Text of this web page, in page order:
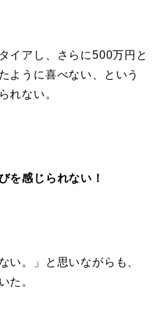
イアし、さらに500万円と
ように喜べない、という
れない。
を感じられない！
い。」と思いながらも、
た。